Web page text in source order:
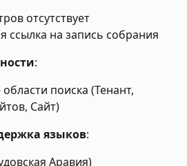
отсутствует
ссылка на запись собрания
:
поиска (Тенант,
Сайт)
языков:
Аравия)